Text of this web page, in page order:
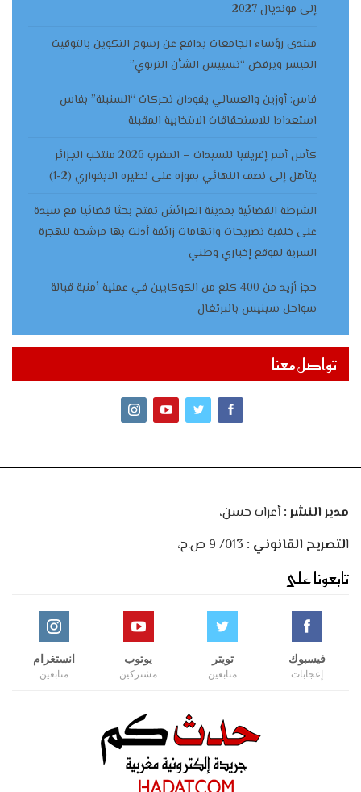
إلى مونديال 2027
منتدى رؤساء الجامعات يدافع عن رسوم التكوين بالتوقيت
الميسر ويرفض “تسييس الشأن التربوي”
فاس: أوزين والعسالي يقودان تحركات “السنبلة” بفاس
استعدادا للاستحقاقات الانتخابية المقبلة
كأس أمم إفريقيا للسيدات – المغرب 2026 منتخب الجزائر
يتأهل إلى نصف النهائي بفوزه على نظيره الايفواري (2-1)
الشرطة القضائية بمدينة العرائش تفتح بحثا قضائيا مع سيدة
على خلفية تصريحات واتهامات زائفة أدلت بها مرشحة للهجرة
السرية لموقع إخباري وطني
حجز أزيد من 400 كلغ من الكوكايين في عملية أمنية قبالة
سواحل سينيس بالبرتغال
تواصل معنا
مدير النشر :أعراب حسن،
التصريح القانوني :
تابعونا على
فيسبوك
إعجابات
تويتر
متابعين
يوتوب
مشتركين
انستغرام
متابعين